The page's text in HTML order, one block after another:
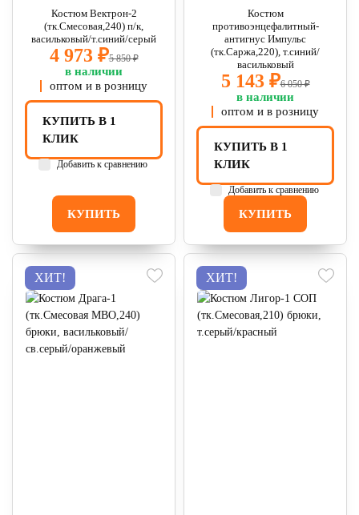
Костюм Вектрон-2
(тк.Смесовая,240) п/к,
васильковый/т.синий/серый
4 973 ₽5 850 ₽
в наличии
оптом и в розницу
КУПИТЬ
КУПИТЬ В 1
КЛИК
Добавить к сравнению
Костюм
противоэнцефалитный-
антигнус Импульс
(тк.Саржа,220), т.синий/
васильковый
5 143 ₽6 050 ₽
в наличии
оптом и в розницу
КУПИТЬ
КУПИТЬ В 1
КЛИК
Добавить к сравнению
ХИТ! ХИТ!